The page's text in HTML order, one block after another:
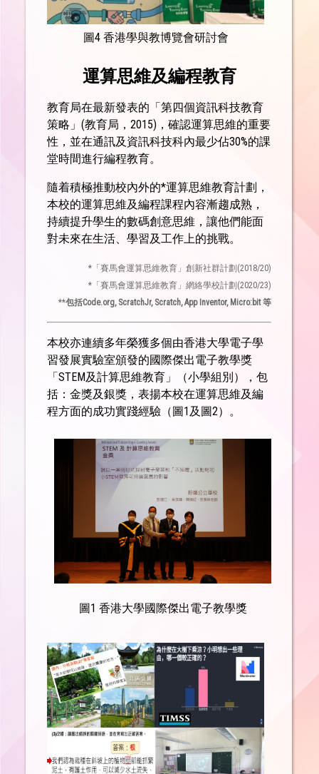
圖4 香港學與教博覽會研討會
運算思維及編程教育
教育局在最新發表的「第四個資訊科技教育
策略」(教育局，2015)，確認運算思維的重要
性，並在通訊及資訊科技科內最少佔30%的課
堂時間進行編程教育。
隨着積極推動校內外的*運算思維教育計劃，
本校的運算思維及編程課程內容漸趨成熟，
持續提升學生的數碼創意思維，讓他們能面
對未來在生活、學習及工作上的挑戰。
*「賽馬會運算思維教育」創新社群計劃(2018/20)
*「賽馬會運算思維教育」網絡學校計劃(2020/23)
**包括Code.org, ScratchJr, Scratch, App Inventor, Micro:bit 等
本校亦連續多年榮獲多個由香港大學電子學
習發展實驗室頒發的國際傑出電子教學獎
「STEM及計算思維教育」（小學組別），包
括：金獎及銀獎，表揚本校在運算思維及編
程方面的成功實踐經驗（圖1及圖2）。
圖1 香港大學國際傑出電子教學獎